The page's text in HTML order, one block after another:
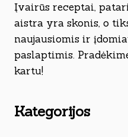
Įvairūs receptai,
aistra yra skonis, o
naujausiomis ir
paslaptimis.
kartu!
Kategorijos